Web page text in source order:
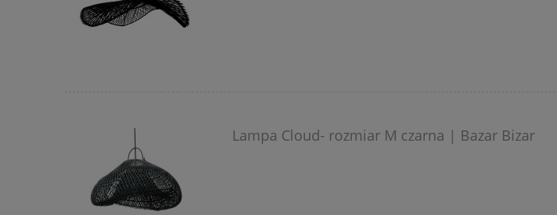
Lampa Cloud- rozmiar M czarna | Bazar Bizar